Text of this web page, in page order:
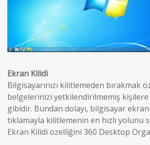
Ekran Kilidi
Bilgisayarınızı kilitlemeden bırakmak
belgelerinizi yetkilendirilmemiş
gibidir. Bundan dolayı, bilgisayar
tıklamayla kilitlemenin en hızlı yolunu
Ekran Kilidi özelliğini 360 Desktop